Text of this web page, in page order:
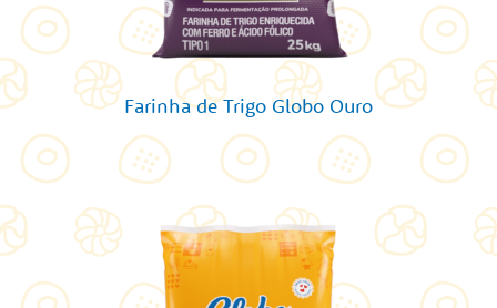
Farinha de Trigo Globo Ouro